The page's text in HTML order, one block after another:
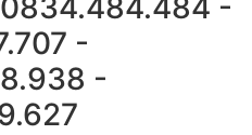
-
-
-